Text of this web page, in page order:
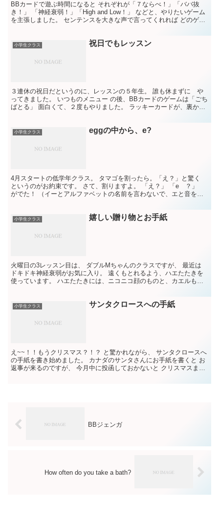
BBカードで遊ぶ時間になると それぞれが「７ならべ！」「ババ抜
き！」 「神経衰弱！」「High and Low！」 などと、やりたいゲーム
を主張しました。 センテンスを大きな声で言ってくれれば どのゲー
小学生クラス 祝日でもレッスン
３連休の祝日だというのに、レッスンの５年生。 誰も休まずに や
ってきました。 いつものメニュー の後、BBカードのゲームは「ごち
ばとる」 面白くて、２度もやりました。 ラッキーカードが、裏から
小学生クラス eggの中から、e?
4月スタートの低学年クラス。 タマゴを割ったら。「え？」と驚く
というのがお約束です。 さて、割りますよ。 「え？」 「e ？」
がでた！ （イーとアルファベットの名前を言わないで、エと音を言
小学生クラス 嬉しい贈り物とお手紙
火曜日の3レッスン目は、 ダブルMちゃんのクラスですが、 最近は
ドキドキ神経衰弱がお気に入り。 遠くもとれるよう、ハエたたきを
使っています。 ハエたたきには、ニコニコ顔のものと、カエルもあ
小学生クラス サンタクロースへの手紙
え~~！！もうクリスマス？！？ と驚かれながら、 サンタクロースへ
の手紙を書き始めました。 カナダのサンタさんにお手紙を書くと お
返事が来るのですが、 今月中に投函しておかないと クリスマスまで
BBジェンガ
How often do you take a bath?